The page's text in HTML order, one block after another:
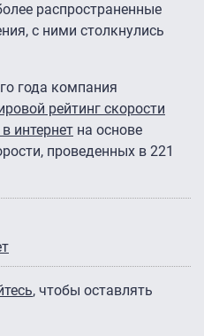
распространенные
с ними столкнулись
года компания
рейтинг скорости
интернет на основе
проведенных в 221
, чтобы оставлять